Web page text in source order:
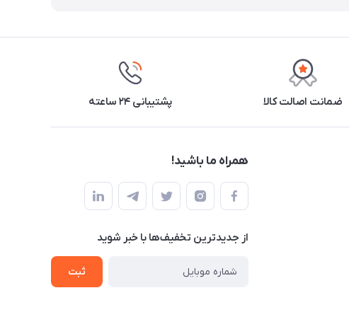
ضمانت اصالت کالا پشتیبانی ۲۴ ساعته
همراه ما باشید!
از جدید‌ترین تخفیف‌ها با‌ خبر شوید
ثبت